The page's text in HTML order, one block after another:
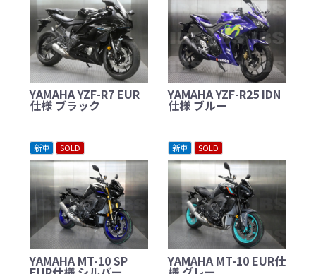
YAMAHA YZF-R7 EUR
仕様 ブラック
YAMAHA YZF-R25 IDN
仕様 ブルー
新車 SOLD
YAMAHA MT-10 SP
新車 SOLD
YAMAHA MT-10 EUR仕